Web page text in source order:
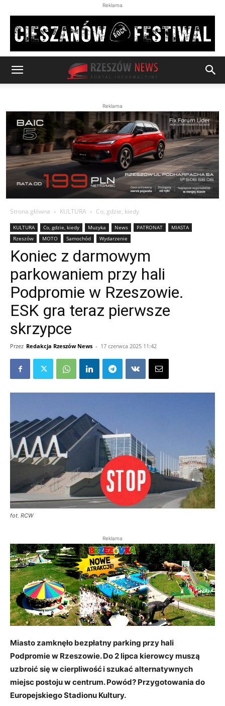
Reklama
Reklama
Strona główna KULTURA Co, gdzie, kiedy
KULTURA Co, gdzie, kiedy Muzyka News PATRONAT
MIASTA
Rzeszów
MOTO Samochód Wydarzenie
Koniec z darmowym
parkowaniem przy hali
Podpromie w Rzeszowie.
ESK gra teraz pierwsze
skrzypce
Przez Redakcja Rzeszów News - 17 czerwca 2025 11:42
fot. RCW
Reklama
Miasto zamknęło bezpłatny parking przy hali
Podpromie w Rzeszowie. Do 2 lipca kierowcy muszą
uzbroić się w cierpliwość i szukać alternatywnych
miejsc postoju w centrum. Powód? Przygotowania do
Europejskiego Stadionu Kultury.